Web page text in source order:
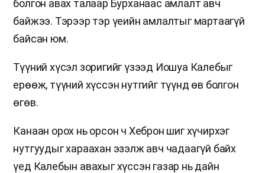
болгон авах талаар Бурханаас амлалт авч
байжээ. Тэрээр тэр үеийн амлалтыг мартаагүй
байсан юм.
Түүний хүсэл зоригийг үзээд Иошуа Калебыг
ерөөж, түүний хүссэн нутгийг түүнд өв болгон
өгөв.
Канаан орох нь орсон ч Хеброн шиг хүчирхэг
нутгуудыг хараахан эзэлж авч чадаагүй байх
үед Калебын авахыг хүссэн газар нь дайн